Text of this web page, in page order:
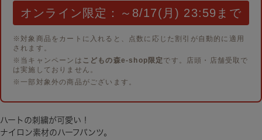
オンライン限定：～8/17(月) 23:59まで
※対象商品をカートに入れると、点数に応じた割引が自動的に適用
されます。
※当キャンペーンは こどもの森e-shop限定 です。店頭・店舗受取で
は実施しておりません。
※一部対象外の商品がございます。
ハートの刺繍が可愛い！
ナイロン素材のハーフパンツ。